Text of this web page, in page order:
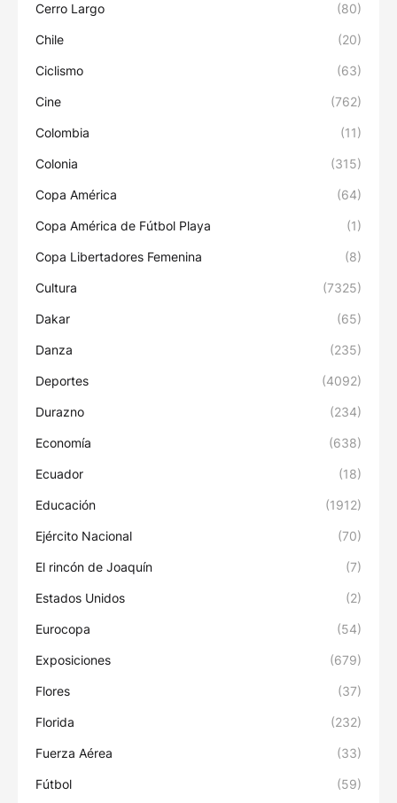
Cerro Largo (80)
Chile (20)
Ciclismo (63)
Cine (762)
Colombia (11)
Colonia (315)
Copa América (64)
Copa América de Fútbol Playa (1)
Copa Libertadores Femenina (8)
Cultura (7325)
Dakar (65)
Danza (235)
Deportes (4092)
Durazno (234)
Economía (638)
Ecuador (18)
Educación (1912)
Ejército Nacional (70)
El rincón de Joaquín (7)
Estados Unidos (2)
Eurocopa (54)
Exposiciones (679)
Flores (37)
Florida (232)
Fuerza Aérea (33)
Fútbol (59)